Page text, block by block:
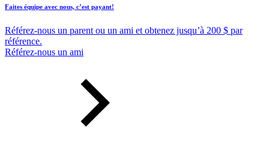
Faites équipe avec nous, c’est payant!
Référez-nous un parent ou un ami et obtenez jusqu’à 200 $ par
référence.
Référez-nous un ami